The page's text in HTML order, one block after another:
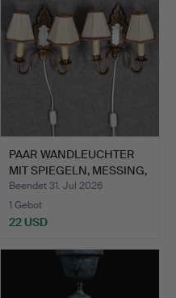
PAAR WANDLEUCHTER
MIT SPIEGELN, MESSING,
M…
Beendet 31. Jul 2026
1 Gebot
22 USD